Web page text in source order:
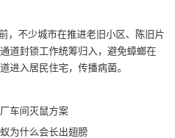
，不少城市在推进老旧小区、陈旧片
道封锁工作统筹归入，避免蟑螂在
进入居民住宅，传播病菌。
车间灭鼠方案
为什么会长出翅膀